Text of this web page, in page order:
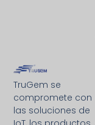
TruGem se
compromete con
las soluciones de